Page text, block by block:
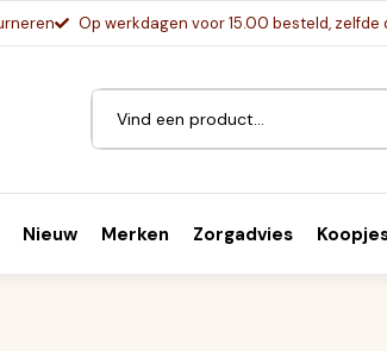
Op werkdagen voor 15.00 besteld, zelfde
Nieuw Merken Zorgadvies